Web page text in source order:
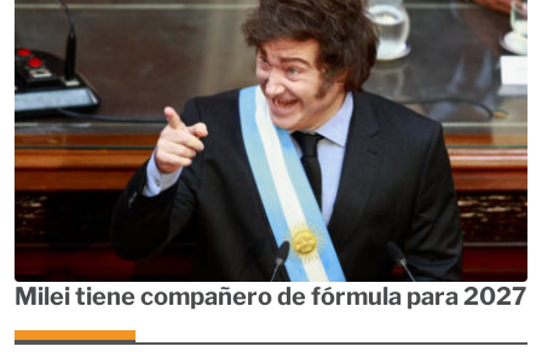
Milei tiene compañero de fórmula para 2027